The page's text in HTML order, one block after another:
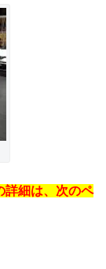
詳細は、次のペ